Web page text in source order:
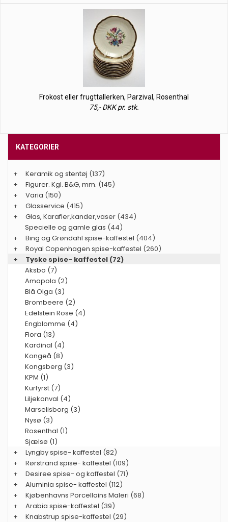
Frokost eller frugttallerken, Parzival, Rosenthal
75,- DKK pr. stk.
KATEGORIER
+ Keramik og stentøj (137)
+
Figurer. Kgl. B&G, mm. (145)
+
Varia (150)
+
Glasservice (415)
+
Glas, Karafler,kander,vaser (434)
Specielle og gamle glas (44)
+
Bing og Grøndahl spise-kaffestel (404)
+
Royal Copenhagen spise-kaffestel (260)
+
Tyske spise- kaffestel (72)
Aksbo (7)
Amapola (2)
Blå Olga (3)
Brombeere (2)
Edelstein Rose (4)
Engblomme (4)
Flora (13)
Kardinal (4)
Kongeå (8)
Kongsberg (3)
KPM (1)
Kurfyrst (7)
Liljekonval (4)
Marselisborg (3)
Nysø (3)
Rosenthal (1)
Sjælsø (1)
+
Lyngby spise- kaffestel (82)
+
Rørstrand spise- kaffestel (109)
+
Desiree spise- og kaffestel (71)
+
Aluminia spise- kaffestel (112)
+
Kjøbenhavns Porcellains Maleri (68)
+
Arabia spise-kaffestel (39)
+
Knabstrup spise-kaffestel (29)